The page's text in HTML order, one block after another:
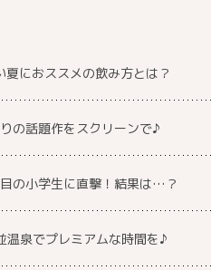
におススメの飲み方とは？
の話題作をスクリーンで♪
の小学生に直撃！結果は…？
泉でプレミアムな時間を♪